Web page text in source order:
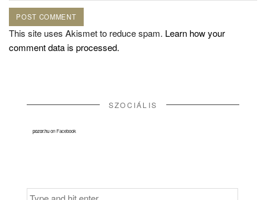
This site uses Akismet to reduce spam. Learn how your
comment data is processed.
SZOCIÁLIS
pozor.huon Facebook
Search